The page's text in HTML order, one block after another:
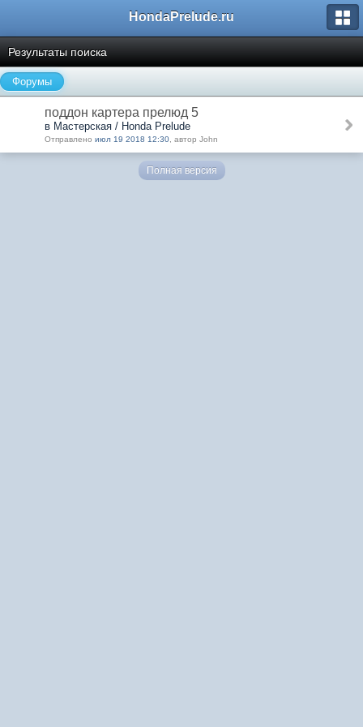
HondaPrelude.ru
Результаты поиска
Форумы
поддон картера прелюд 5
в Мастерская / Honda Prelude
Отправлено июл 19 2018 12:30 , автор John
Полная версия